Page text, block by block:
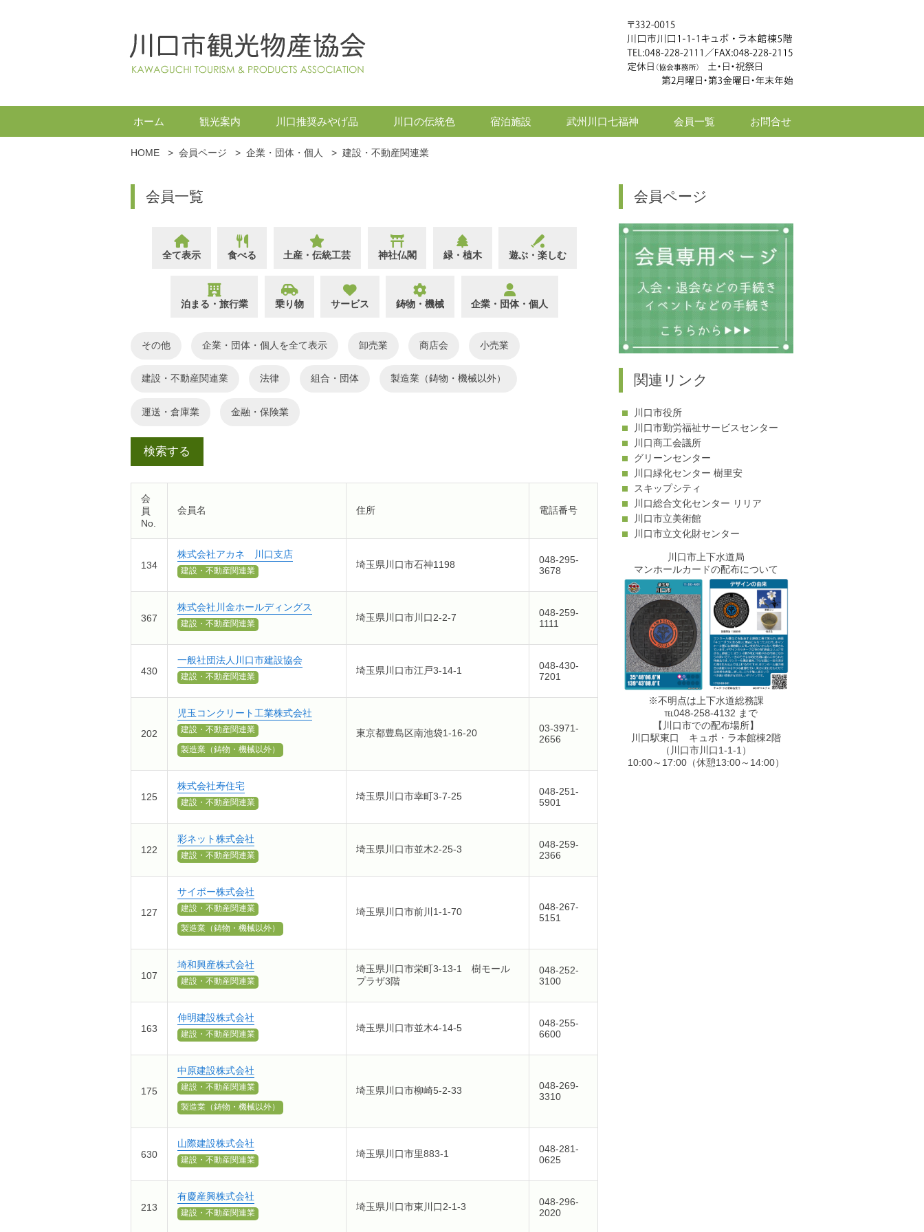
ホーム 観光案内 川口推奨みやげ品 川口の伝統色 宿泊施設 武州川口七福神 会員一覧 お問合せ
HOME > 会員ページ > 企業・団体・個人 > 建設・不動産関連業
会員一覧
全て表示 食べる 土産・伝統工芸 神社仏閣 緑・植木 遊ぶ・楽しむ
泊まる・旅行業 乗り物 サービス 鋳物・機械 企業・団体・個人
その他 企業・団体・個人 卸売業 商店会 小売業
建設・不動産関連業 法律 組合・団体 製造業（鋳物・機械以外）
運送・倉庫業 金融・保険業
会
員
No.
会員名 住所 電話番号
134
株式会社アカネ 川口支店
建設・不動産関連業
埼玉県川口市石神1198
048-295-
3678
367
株式会社川金ホールディングス
建設・不動産関連業
埼玉県川口市川口2-2-7
048-259-
1111
430
一般社団法人川口市建設協会
建設・不動産関連業
埼玉県川口市江戸3-14-1
048-430-
7201
202
児玉コンクリート工業株式会社
建設・不動産関連業
製造業（鋳物・機械以外）
東京都豊島区南池袋1-16-20
03-3971-
2656
125
株式会社寿住宅
建設・不動産関連業
埼玉県川口市幸町3-7-25
048-251-
5901
122
彩ネット株式会社
建設・不動産関連業
埼玉県川口市並木2-25-3
048-259-
2366
127
サイボー株式会社
建設・不動産関連業
製造業（鋳物・機械以外）
埼玉県川口市前川1-1-70
048-267-
5151
107
埼和興産株式会社
建設・不動産関連業
埼玉県川口市栄町3-13-1 樹モール
プラザ3階
048-252-
3100
163
伸明建設株式会社
建設・不動産関連業
埼玉県川口市並木4-14-5
048-255-
6600
175
中原建設株式会社
建設・不動産関連業
製造業（鋳物・機械以外）
埼玉県川口市柳崎5-2-33
048-269-
3310
630
山際建設株式会社
建設・不動産関連業
埼玉県川口市里883-1
048-281-
0625
213
有慶産興株式会社
建設・不動産関連業
埼玉県川口市東川口2-1-3
048-296-
2020
会員ページ
関連リンク
川口市役所
川口市勤労福祉サービスセンター
川口商工会議所
グリーンセンター
川口緑化センター 樹里安
スキップシティ
川口総合文化センター リリア
川口市立美術館
川口市立文化財センター
川口市上下水道局
マンホールカードの配布について
※不明点は上下水道総務課
℡048-258-4132 まで
【川口市での配布場所】
川口駅東口 キュポ・ラ本館棟2階
（川口市川口1-1-1）
10:00～17:00（休憩13:00～14:00）